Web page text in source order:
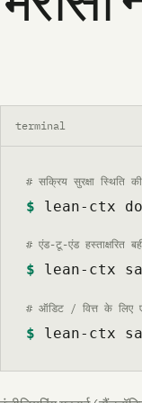
terminal
# सक्रिय सुरक्षा स्थिति
$ lean-ctx
# एंड-टू-एंड हस्ताक्षरित
$ lean-ctx
# ऑडिट / वित्त के लिए एक
$ lean-ctx